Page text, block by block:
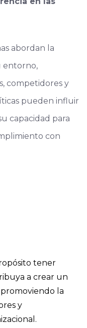
abordan la
entorno,
competidores y
pueden influir
capacidad para
con
tener
a crear un
la
y